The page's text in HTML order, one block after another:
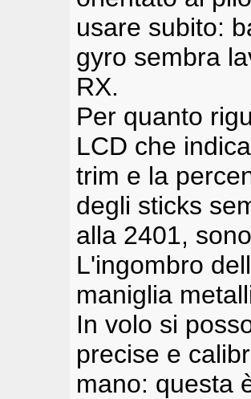
usare subito:
gyro sembra
RX.
Per quanto
LCD che
trim e la
degli sticks
alla 2401,
L'ingombro
maniglia
In volo si
precise e
mano: questa